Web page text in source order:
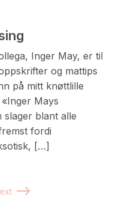
Inger May, er til
og mattips
på mitt knøttlille
Mays
slager blant alle
fordi
[…]